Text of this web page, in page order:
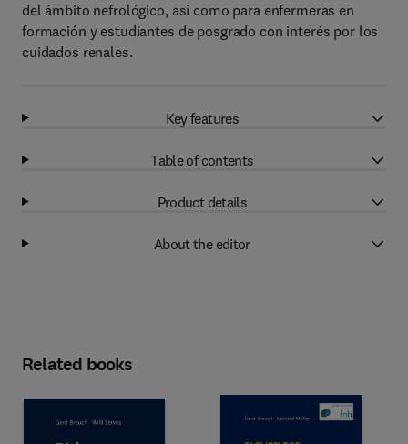
del ámbito nefrológico, así como para enfermeras en
formación y estudiantes de posgrado con interés por los
cuidados renales.
Key features
Table of contents
Product details
About the editor
Related books